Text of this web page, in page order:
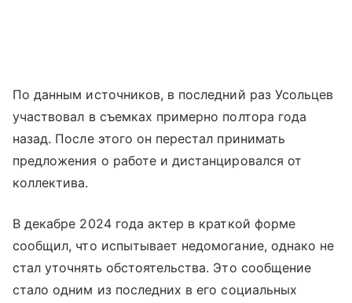
По данным источников, в последний раз Усольцев
участвовал в съемках примерно полтора года
назад. После этого он перестал принимать
предложения о работе и дистанцировался от
коллектива.
В декабре 2024 года актер в краткой форме
сообщил, что испытывает недомогание, однако не
стал уточнять обстоятельства. Это сообщение
стало одним из последних в его социальных